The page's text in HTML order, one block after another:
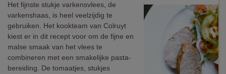
Het fijnste stukje varkensvlees, de
varkenshaas, is heel veelzijdig te
gebruiken. Het kookteam van Colruyt
kiest er in dit recept voor om de fijne en
malse smaak van het vlees te
combineren met een smakelijke pasta-
bereiding. De tomaatjes, stukjes